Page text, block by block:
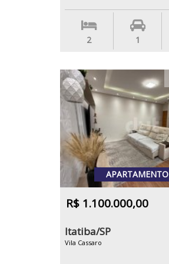
2 1
APARTAMENTO
R$ 1.100.000,00
Itatiba/SP
Vila Cassaro